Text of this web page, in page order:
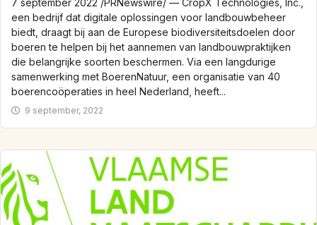
7 september 2022 /PRNewswire/ — CropX Technologies, Inc.,
een bedrijf dat digitale oplossingen voor landbouwbeheer
biedt, draagt bij aan de Europese biodiversiteitsdoelen door
boeren te helpen bij het aannemen van landbouwpraktijken
die belangrijke soorten beschermen. Via een langdurige
samenwerking met BoerenNatuur, een organisatie van 40
boerencoöperaties in heel Nederland, heeft...
9 september, 2022